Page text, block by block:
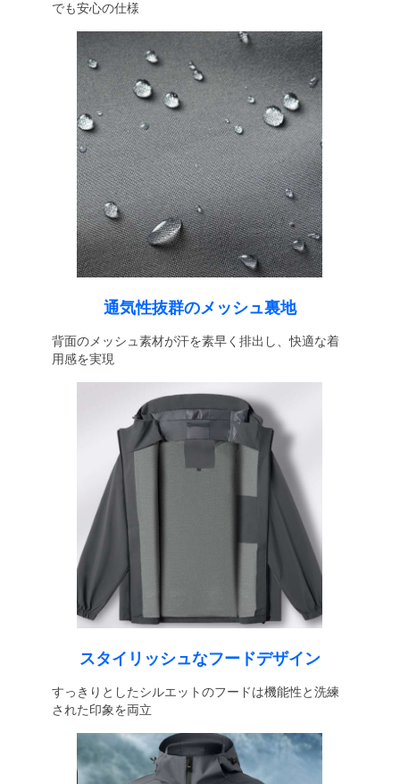
でも安心の仕様
通気性抜群のメッシュ裏地
背面のメッシュ素材が汗を素早く排出し、快適な着
用感を実現
スタイリッシュなフードデザイン
すっきりとしたシルエットのフードは機能性と洗練
された印象を両立